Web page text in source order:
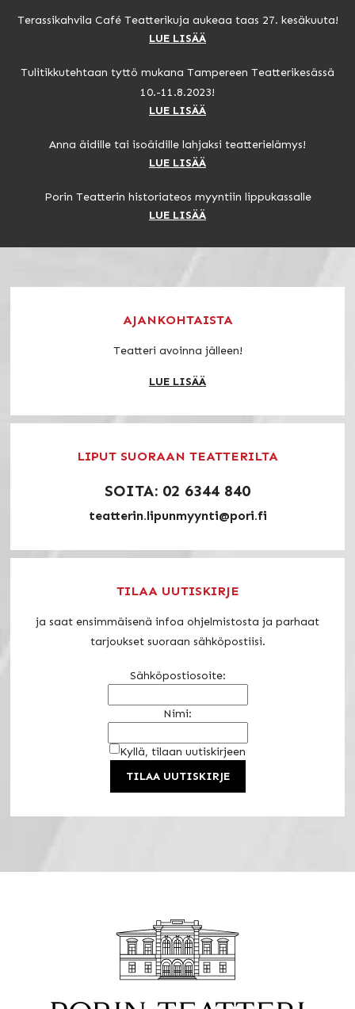
Terassikahvila Café Teatterikuja aukeaa taas 27. kesäkuuta!
LUE LISÄÄ
Tulitikkutehtaan tyttö mukana Tampereen Teatterikesässä
10.-11.8.2023!
LUE LISÄÄ
Anna äidille tai isoäidille lahjaksi teatterielämys!
LUE LISÄÄ
Porin Teatterin historiateos myyntiin lippukassalle
LUE LISÄÄ
AJANKOHTAISTA
Teatteri avoinna jälleen!
LUE LISÄÄ
LIPUT SUORAAN TEATTERILTA
SOITA: 02 6344 840
teatterin.lipunmyynti@pori.fi
TILAA UUTISKIRJE
ja saat ensimmäisenä infoa ohjelmistosta ja parhaat
tarjoukset suoraan sähköpostiisi.
Sähköpostiosoite:
Nimi:
Kyllä, tilaan uutiskirjeen